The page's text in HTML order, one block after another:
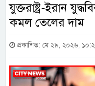
যুক্তরাষ্ট্র-ইরান
কমল তেলের দাম
প্রকাশিত: মে ২৯, ২০২৬,